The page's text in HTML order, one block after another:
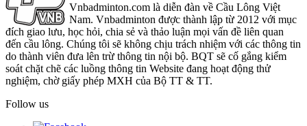
Vnbadminton.com là diễn đàn về Cầu Lông Việt
Nam. Vnbadminton được thành lập từ 2012 với mục
đích giao lưu, học hỏi, chia sẻ và thảo luận mọi vấn đề liên quan
đến cầu lông. Chúng tôi sẽ không chịu trách nhiệm với các thông tin
do thành viên đưa lên trừ thông tin nội bộ. BQT sẽ cố gắng kiểm
soát chặt chẽ các luồng thông tin Website đang hoạt động thử
nghiệm, chờ giấy phép MXH của Bộ TT & TT.
Follow us